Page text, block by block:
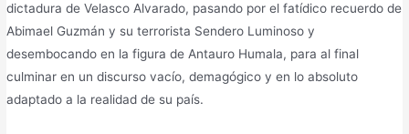
dictadura de Velasco Alvarado, pasando por el fatídico recuerdo de
Abimael Guzmán y su terrorista Sendero Luminoso y
desembocando en la figura de Antauro Humala, para al final
culminar en un discurso vacío, demagógico y en lo absoluto
adaptado a la realidad de su país.